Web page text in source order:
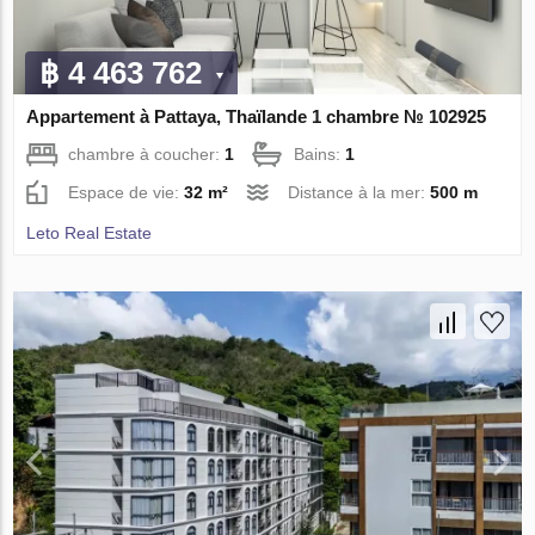
฿ 4 463 762
Appartement à Pattaya, Thaïlande 1 chambre № 102925
chambre à coucher: 1 Bains: 1
Espace de vie:32 m² Distance à la mer:500 m
Leto Real Estate